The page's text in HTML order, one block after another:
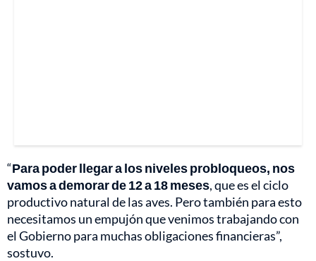
“Para poder llegar a los niveles probloqueos, nos
vamos a demorar de 12 a 18 meses, que es el ciclo
productivo natural de las aves. Pero también para esto
necesitamos un empujón que venimos trabajando con
el Gobierno para muchas obligaciones financieras”,
sostuvo.